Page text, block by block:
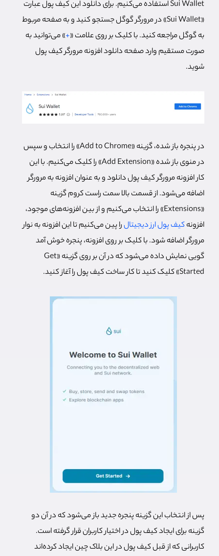
Sui Wallet استفاده می‌کنیم. برای دانلود این کیف پول عبارت
«Sui Wallet» در مرورگر گوگل جستجو کنید و به صفحه مربوط
به گوگل مراجعه کنید. با کلیک بر روی علامت «+» می‌توانید به
صورت مستقیم وارد صفحه دانلود افزونه مرورگر کیف پول
شوید.
در پنجره باز شده، گزینه «Add to Chrome» را انتخاب و سپس
در منوی باز شده «Add Extension» را کلیک می‌کنیم. با این
کار افزونه مرورگر کیف پول دانلود و به عنوان افزونه به مرورگر
اضافه می‌شود. از قسمت بالا سمت راست کروم گزینه
«Extensions» را انتخاب می‌کنیم و از بین افزونه‌های موجود،
افزونهکیف پول ارز دیجیتالرا پین می‌کنیم تا این افزونه به نوار
مرورگر اضافه شود. با کلیک بر روی افزونه، پنجره خوش آمد
گویی نمایش داده می‌شود که در آن بر روی گزینه «Get
Started» کلیک کنید تا کار ساخت کیف پول را آغاز کنید.
پس از انتخاب این گزینه پنجره جدید باز می‌شود که در آن دو
گزینه برای ایجاد کیف پول در اختیار کاربران قرار گرفته است.
کاربرانی که از قبل کیف پول در این بلاک چین ایجاد کرده‌اند